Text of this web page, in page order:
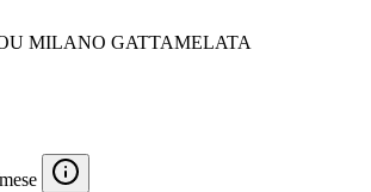
MILANO GATTAMELATA